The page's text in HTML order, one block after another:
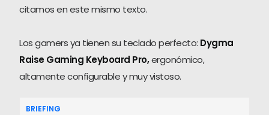
citamos en este mismo texto.
Los gamers ya tienen su teclado perfecto: Dygma
Raise Gaming Keyboard Pro,ergonómico,
altamente configurable y muy vistoso.
BRIEFING